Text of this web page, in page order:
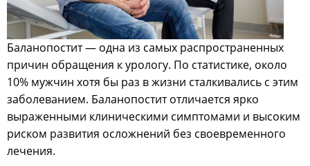
Баланопостит — одна из самых распространенных
причин обращения к урологу. По статистике, около
10% мужчин хотя бы раз в жизни сталкивались с этим
заболеванием. Баланопостит отличается ярко
выраженными клиническими симптомами и высоким
риском развития осложнений без своевременного
лечения.